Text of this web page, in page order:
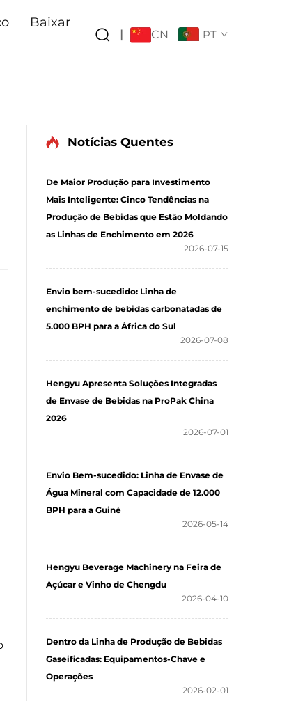
Baixar
| CN PT
Notícias Quentes
De Maior Produção para Investimento
Mais Inteligente: Cinco Tendências na
Produção de Bebidas que Estão Moldando
as Linhas de Enchimento em 2026
2026-07-15
Envio bem-sucedido: Linha de
enchimento de bebidas carbonatadas de
5.000 BPH para a África do Sul
2026-07-08
Hengyu Apresenta Soluções Integradas
de Envase de Bebidas na ProPak China
2026
2026-07-01
Envio Bem-sucedido: Linha de Envase de
Água Mineral com Capacidade de 12.000
BPH para a Guiné
2026-05-14
Hengyu Beverage Machinery na Feira de
Açúcar e Vinho de Chengdu
2026-04-10
Dentro da Linha de Produção de Bebidas
Gaseificadas: Equipamentos-Chave e
Operações
2026-02-01